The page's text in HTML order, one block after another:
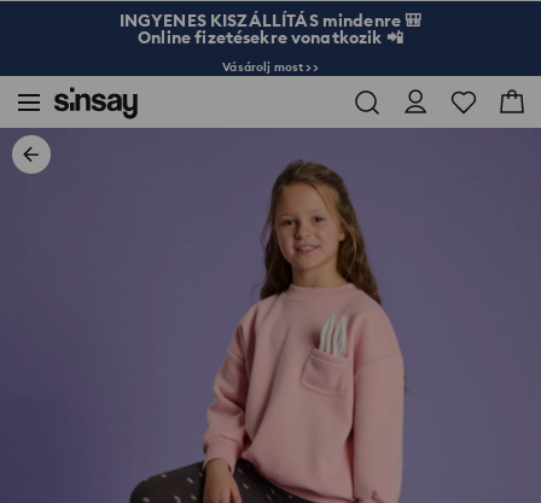
INGYENES KISZÁLLÍTÁS mindenre 🎒
Online fizetésekre vonatkozik 📲
Vásárolj most >>